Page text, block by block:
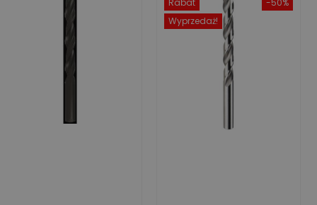
Wyprzedaż!